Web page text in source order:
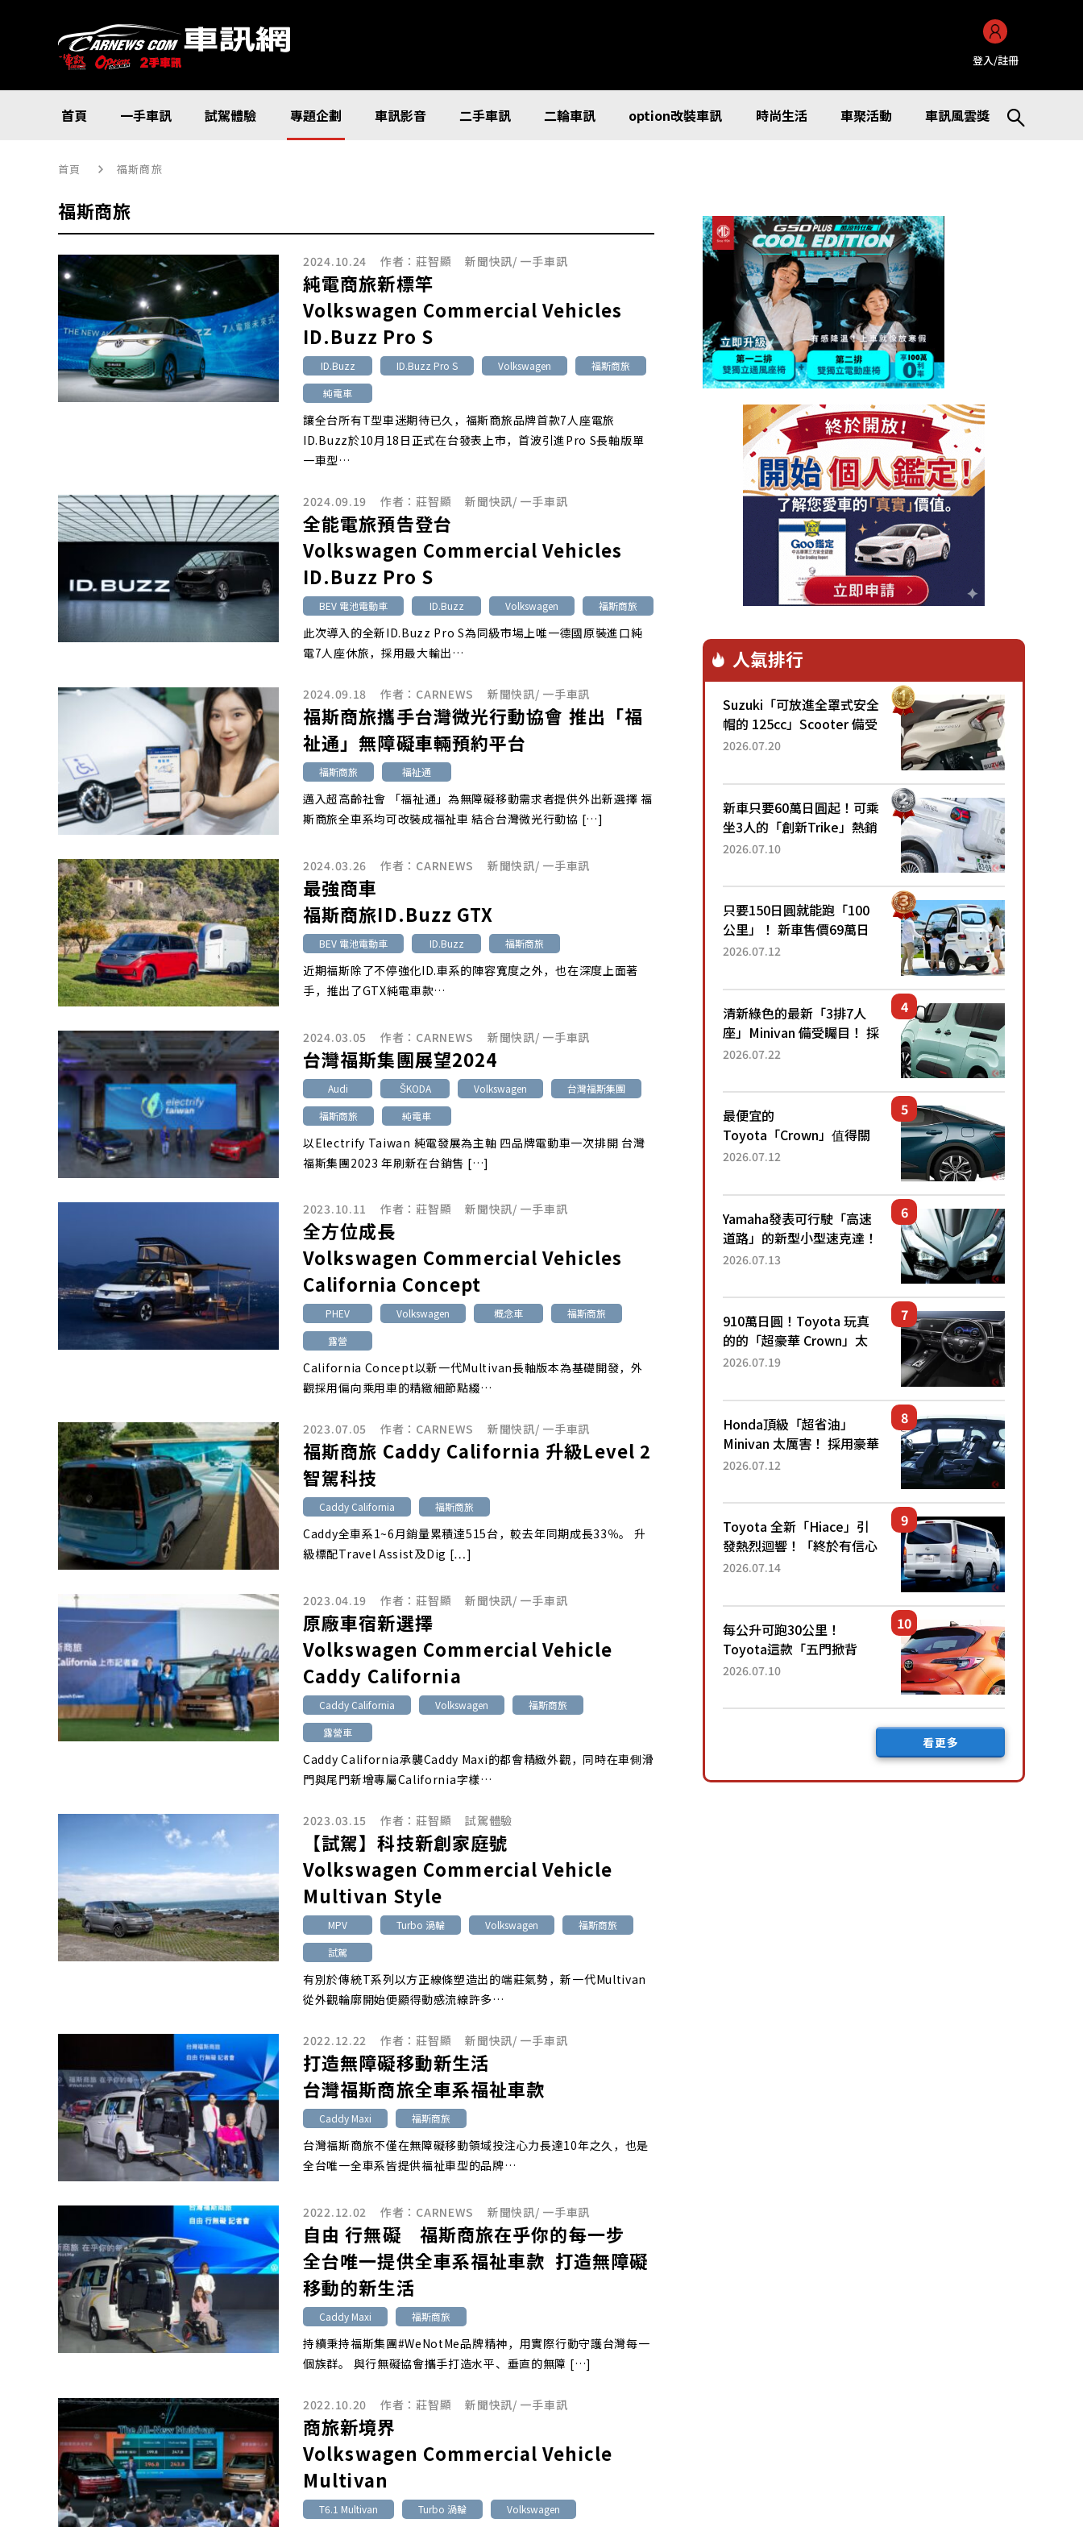
登入/註冊
首頁 一手車訊 試駕體驗 專題企劃 車訊影音 二手車訊 二輪車訊 option改裝車訊 時尚生活 車聚活動 車訊風雲獎
首頁 福斯商旅
福斯商旅
2024.10.24 作者：莊智顯 新聞快訊/ 一手車訊
純電商旅新標竿
Volkswagen Commercial Vehicles
ID.Buzz Pro S
ID.Buzz ID.Buzz Pro S Volkswagen
福斯商旅
純電車
讓全台所有T型車迷期待已久，福斯商旅品牌首款7人座電旅
ID.Buzz於10月18日正式在台發表上市，首波引進Pro S長軸版單
一車型…
2024.09.19 作者：莊智顯 新聞快訊/ 一手車訊
全能電旅預告登台
Volkswagen Commercial Vehicles
ID.Buzz Pro S
BEV 電池電動車 ID.Buzz Volkswagen 福斯商旅
此次導入的全新ID.Buzz Pro S為同級市場上唯一德國原裝進口純
電7人座休旅，採用最大輸出…
2024.09.18 作者： CARNEWS 新聞快訊/ 一手車訊
福斯商旅攜手台灣微光行動協會 推出「福
祉通」無障礙車輛預約平台
福斯商旅 福祉通
邁入超高齡社會 「福祉通」為無障礙移動需求者提供外出新選擇 福
斯商旅全車系均可改裝成福祉車 結合台灣微光行動協 […]
2024.03.26 作者： CARNEWS 新聞快訊/ 一手車訊
最強商車
福斯商旅ID.Buzz GTX
BEV 電池電動車 ID.Buzz 福斯商旅
近期福斯除了不停強化ID.車系的陣容寬度之外，也在深度上面著
手，推出了GTX純電車款…
2024.03.05 作者： CARNEWS 新聞快訊/ 一手車訊
台灣福斯集團展望2024
Audi ŠKODA Volkswagen
台灣福斯集團
福斯商旅
純電車
以Electrify Taiwan 純電發展為主軸 四品牌電動車一次排開 台灣
福斯集團2023 年刷新在台銷售 […]
2023.10.11 作者：莊智顯 新聞快訊/ 一手車訊
全方位成長
Volkswagen Commercial Vehicles
California Concept
PHEV Volkswagen 概念車
福斯商旅
露營
California Concept以新一代Multivan長軸版本為基礎開發，外
觀採用偏向乘用車的精緻細節點綴…
2023.07.05 作者： CARNEWS 新聞快訊/ 一手車訊
福斯商旅 Caddy California 升級Level 2
智駕科技
Caddy California 福斯商旅
Caddy全車系1~6月銷量累積達515台，較去年同期成長33％。 升
級標配Travel Assist及Dig […]
2023.04.19 作者：莊智顯 新聞快訊/ 一手車訊
原廠車宿新選擇
Volkswagen Commercial Vehicle
Caddy California
Caddy California Volkswagen
福斯商旅
露營車
Caddy California承襲Caddy Maxi的都會精緻外觀，同時在車側滑
門與尾門新增專屬California字樣…
2023.03.15 作者：莊智顯 試駕體驗
【試駕】科技新創家庭號
Volkswagen Commercial Vehicle
Multivan Style
MPV Turbo 渦輪 Volkswagen
福斯商旅
試駕
有別於傳統T系列以方正線條塑造出的端莊氣勢，新一代Multivan
從外觀輪廓開始便顯得動感流線許多…
2022.12.22 作者：莊智顯 新聞快訊/ 一手車訊
打造無障礙移動新生活
台灣福斯商旅全車系福祉車款
Caddy Maxi 福斯商旅
台灣福斯商旅不僅在無障礙移動領域投注心力長達10年之久，也是
全台唯一全車系皆提供福祉車型的品牌…
2022.12.02 作者： CARNEWS 新聞快訊/ 一手車訊
自由 行無礙 福斯商旅在乎你的每一步
全台唯一提供全車系福祉車款 打造無障礙
移動的新生活
Caddy Maxi 福斯商旅
持續秉持福斯集團#WeNotMe品牌精神，用實際行動守護台灣每一
個族群。 與行無礙協會攜手打造水平、垂直的無障 […]
2022.10.20 作者：莊智顯 新聞快訊/ 一手車訊
商旅新境界
Volkswagen Commercial Vehicle
Multivan
T6.1 Multivan Turbo 渦輪 Volkswagen
人氣排行
Suzuki「可放進全罩式安全
帽的 125cc」Scooter 備受
矚目！採用全新流線設計與
已陸續開始出口的新款
「B...
2026.07.20
新車只要60萬日圓起！可乘
坐3人的「創新Trike」熱銷
大賣成為人氣車款！「養車
日圓就能跑100公里」「小
朋友坐得...
2026.07.10
只要150日圓就能跑「100
公里」！ 新車售價69萬日
圓的「3人座」Trike大受歡
為何能迅速熱賣？
2026.07.12
清新綠色的最新「3排7人
座」Minivan 備受矚目！ 採
用全長4.7公尺剛剛好的車
還推出467萬元日圓起的5
人座版...
2026.07.22
最便宜的
Toyota「Crown」值得關
注！ 搭載4WD、每公升
眼！ 配備豐富、超越售價
水準，堪稱高CP值代表的
「...
2026.07.12
Yamaha發表可行駛「高速
道路」的新型小型速克達！
搭載能享受超強勁「渦輪
高階「Super Sport」車款
相同的...
2026.07.13
910萬日圓！Toyota 玩真
的的「超豪華 Crown」太
厲害了！採用由「匠人技
運動化「底盤設定」！還配
備專屬豪華...
2026.07.19
Honda頂級「超省油」
Minivan 太厲害！ 採用豪華
「真皮座椅」與專屬「黑色
公里，兼具優異節能表現與
舒適「三...
2026.07.12
Toyota 全新「Hiace」引
發熱烈迴響！「終於有信心
下訂了！」「哪個等級交車
後竟然還要等「超過半年」
才能交車？...
2026.07.14
每公升可跑30公里！
Toyota這款「五門掀背
車」真的很厲害！ 擁有全
尺寸」，配備全面升級！
2026.07.10
看更多